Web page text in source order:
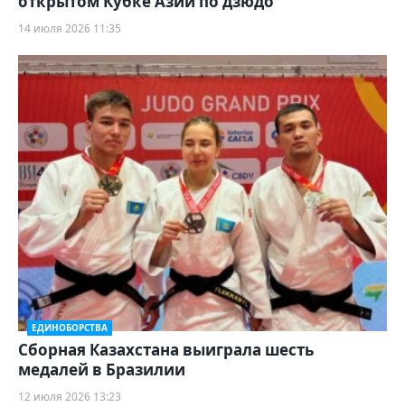
14 июля 2026 11:35
ЕДИНОБОРСТВА
Сборная Казахстана выиграла шесть
медалей в Бразилии
12 июля 2026 13:23